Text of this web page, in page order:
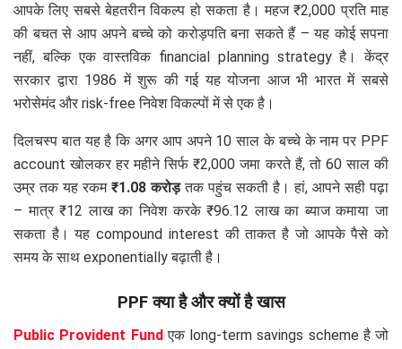
आपके लिए सबसे बेहतरीन विकल्प हो सकता है। महज ₹2,000 प्रति माह
की बचत से आप अपने बच्चे को करोड़पति बना सकते हैं – यह कोई सपना
नहीं, बल्कि एक वास्तविक financial planning strategy है। केंद्र
सरकार द्वारा 1986 में शुरू की गई यह योजना आज भी भारत में सबसे
भरोसेमंद और risk-free निवेश विकल्पों में से एक है।
दिलचस्प बात यह है कि अगर आप अपने 10 साल के बच्चे के नाम पर PPF
account खोलकर हर महीने सिर्फ ₹2,000 जमा करते हैं, तो 60 साल की
उम्र तक यह रकम ₹1.08 करोड़तक पहुंच सकती है। हां, आपने सही पढ़ा
– मात्र ₹12 लाख का निवेश करके ₹96.12 लाख का ब्याज कमाया जा
सकता है। यह compound interest की ताकत है जो आपके पैसे को
समय के साथ exponentially बढ़ाती है।
PPF क्या है और क्यों है खास
Public Provident Fund एक long-term savings scheme है जो